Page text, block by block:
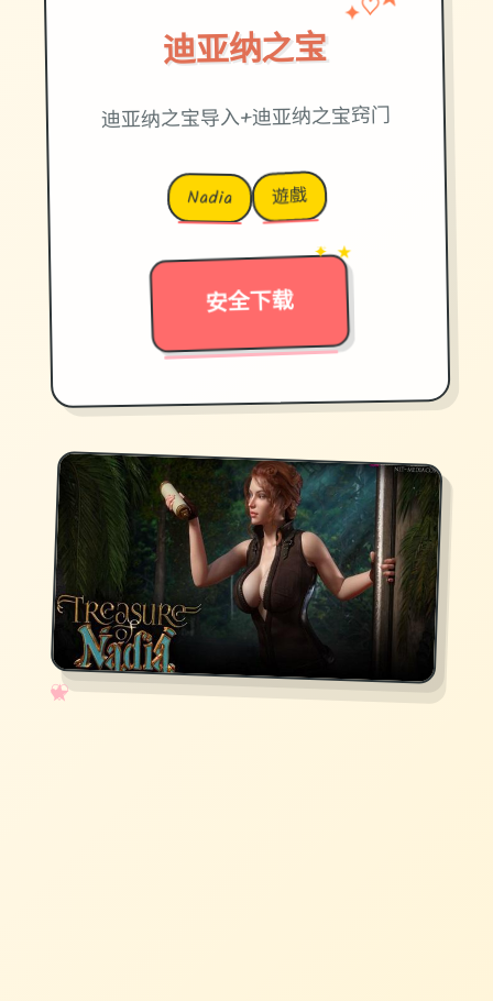
迪亚纳之宝
✦ ★
迪亚纳之宝导入+迪亚纳之宝窍门
Nadia 遊戲
安全下载
✦ ★
✧
♡
★
♥